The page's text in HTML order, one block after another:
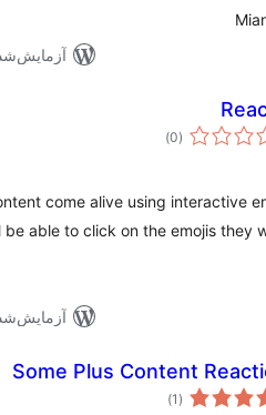
آزمایش‌شده با
(0 مجموع
امتیازها
)
come alive using interactive
be able to click on the emojis they
آزمایش‌شده
Some Plus Content
(1 مجموع
امتیازها)